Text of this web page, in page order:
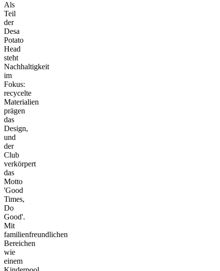
Als
Teil
der
Desa
Potato
Head
steht
Nachhaltigkeit
im
Fokus:
recycelte
Materialien
prägen
das
Design,
und
der
Club
verkörpert
das
Motto
'Good
Times,
Do
Good'.
Mit
familienfreundlichen
Bereichen
wie
einem